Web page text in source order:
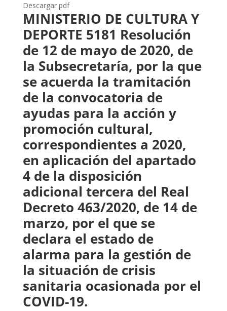
Descargar pdf
MINISTERIO DE CULTURA Y
DEPORTE 5181 Resolución
de 12 de mayo de 2020, de
la Subsecretaría, por la que
se acuerda la tramitación
de la convocatoria de
ayudas para la acción y
promoción cultural,
correspondientes a 2020,
en aplicación del apartado
4 de la disposición
adicional tercera del Real
Decreto 463/2020, de 14 de
marzo, por el que se
declara el estado de
alarma para la gestión de
la situación de crisis
sanitaria ocasionada por el
COVID-19.